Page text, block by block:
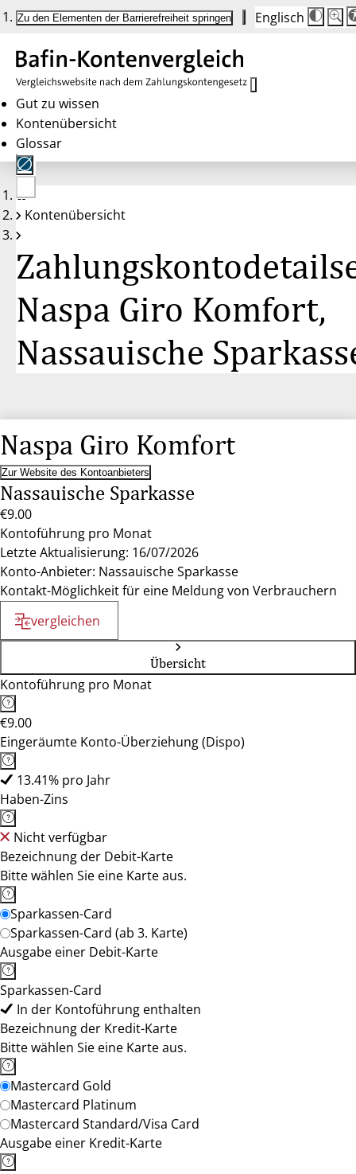
Zu den Elementen der Barrierefreiheit springen Englisch
Die
auf
100%
100%
Gut zu wissen
Kontenübersicht
Glossar
Keine
Konten
Kontenübersicht
Naspa Giro Komfort,
Nassauische
Naspa Giro Komfort
Zur Website des Kontoanbieters
Nassauische Sparkasse
€9.00
Kontoführung pro Monat
Letzte Aktualisierung: 16/07/2026
Konto-Anbieter: Nassauische Sparkasse
Kontakt-Möglichkeit für eine Meldung von Verbrauchern
vergleichen
Übersicht
Kontoführung pro Monat
€9.00
Eingeräumte Konto-Überziehung (Dispo)
13.41% pro Jahr
Haben-Zins
Nicht verfügbar
Bezeichnung der Debit-Karte
Bitte wählen Sie eine Karte aus.
Sparkassen-Card
Sparkassen-Card (ab 3. Karte)
Ausgabe einer Debit-Karte
Sparkassen-Card
In der Kontoführung enthalten
Bezeichnung der Kredit-Karte
Bitte wählen Sie eine Karte aus.
Mastercard Gold
Mastercard Platinum
Mastercard Standard/Visa Card
Ausgabe einer Kredit-Karte